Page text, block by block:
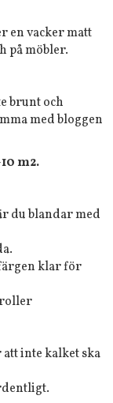
en vacker matt
på möbler.
brunt och
med bloggen
m2.
du blandar med
klar för
roller
inte kalket ska